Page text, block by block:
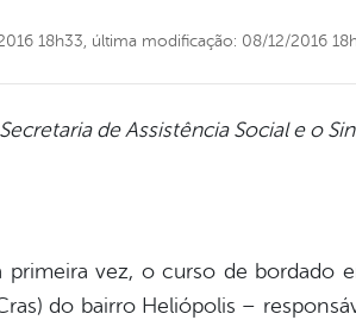
18h33, última modificação: 08/12/2016
de Assistência Social e o
vez, o curso de bordado
do bairro Heliópolis –